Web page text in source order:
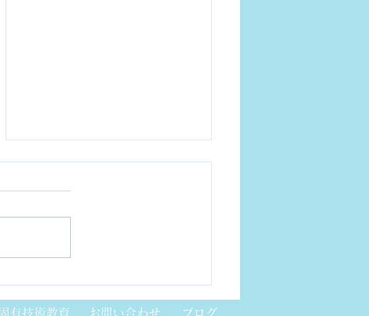
フィジカルAIについて
固有技術教育 ブログ
お問い合わせ